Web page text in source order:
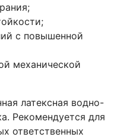
с повышенной
механической
латексная водно-
Рекомендуется для
ответственных